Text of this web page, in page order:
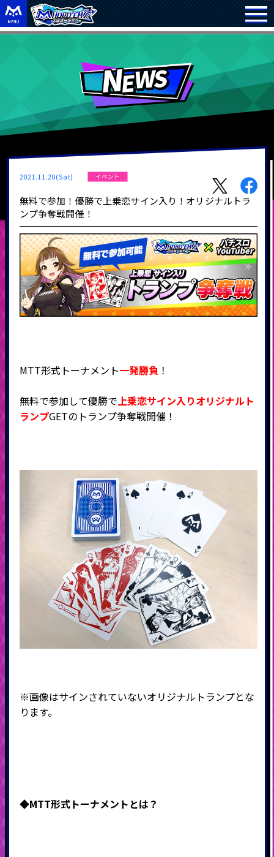
2021.11.20(Sat) イベント
無料で参加！優勝で上乗恋サイン入り！オリジナルトラ
ンプ争奪戦開催！
MTT形式トーナメント一発勝負 ！
無料で参加して優勝で上乗恋サイン入りオリジナルト
ランプGETのトランプ争奪戦開催！
※画像はサインされていないオリジナルトランプとな
ります。
◆MTT形式トーナメントとは？